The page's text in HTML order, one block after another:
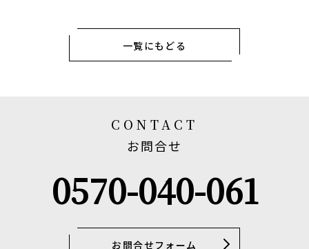
一覧にもどる
CONTACT
お問合せ
0570-040-061
お問合せフォーム